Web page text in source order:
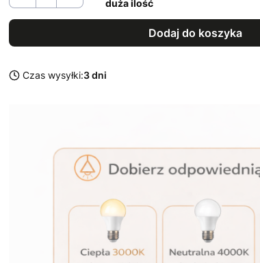
duża ilość
Dodaj do koszyka
Czas wysyłki:3 dni